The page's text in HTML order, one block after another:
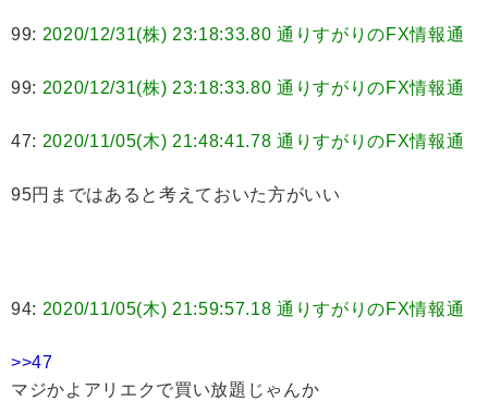
99: 2020/12/31(株) 23:18:33.80 通りすがりのFX情報通
99: 2020/12/31(株) 23:18:33.80 通りすがりのFX情報通
47: 2020/11/05(木) 21:48:41.78 通りすがりのFX情報通
95円まではあると考えておいた方がいい
94: 2020/11/05(木) 21:59:57.18 通りすがりのFX情報通
>>47
マジかよアリエクで買い放題じゃんか